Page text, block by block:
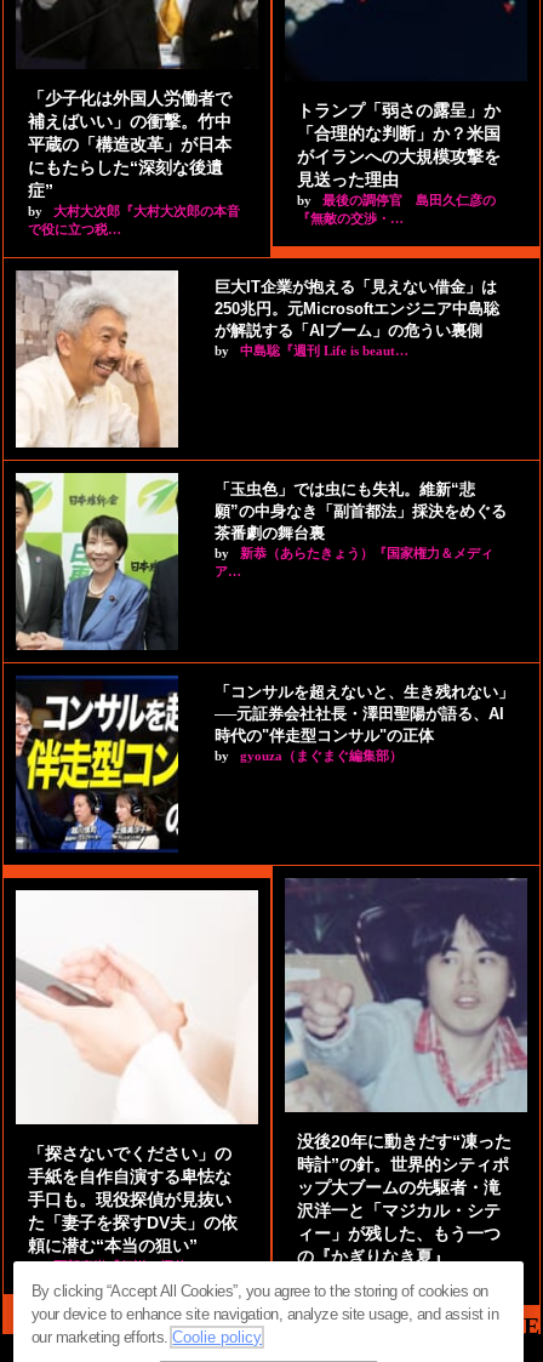
「少子化は外国人労働者で
補えばいい」の衝撃。竹中
平蔵の「構造改革」が日本
にもたらした“深刻な後遺
症”
by
大村大次郎『大村大次郎の本音
で役に立つ税…
トランプ「弱さの露呈」か
「合理的な判断」か？米国
がイランへの大規模攻撃を
見送った理由
by
最後の調停官 島田久仁彦の
『無敵の交渉・…
巨大IT企業が抱える「見えない借金」は
250兆円。元Microsoftエンジニア中島聡
が解説する「AIブーム」の危うい裏側
by 中島聡『週刊 Life is beaut…
「玉虫色」では虫にも失礼。維新“悲
願”の中身なき「副首都法」採決をめぐる
茶番劇の舞台裏
by
新恭（あらたきょう）『国家権力＆メディ
ア…
「コンサルを超えないと、生き残れない」
──元証券会社社長・澤田聖陽が語る、AI
時代の"伴走型コンサル"の正体
by gyouza（まぐまぐ編集部）
「探さないでください」の
手紙を自作自演する卑怯な
手口も。現役探偵が見抜い
た「妻子を探すDV夫」の依
頼に潜む“本当の狙い”
by 阿部泰尚『伝説の探偵』
没後20年に動きだす“凍った
時計”の針。世界的シティポ
ップ大ブームの先駆者・滝
沢洋一と「マジカル・シテ
ィー」が残した、もう一つ
の『かぎりなき夏』
MAG2 NEWS HEADLINE
By clicking “Accept All Cookies”, you agree to the storing of cookies on
your device to enhance site navigation, analyze site usage, and assist in
our marketing efforts.Coolie policy